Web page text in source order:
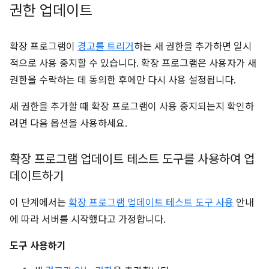
권한 업데이트
확장 프로그램이 경고를 트리거 하는 새 권한을 추가하면 일시
적으로 사용 중지할 수 있습니다. 확장 프로그램은 사용자가 새
권한을 수락하는 데 동의한 후에만 다시 사용 설정됩니다.
새 권한을 추가할 때 확장 프로그램이 사용 중지되는지 확인하
려면 다음 옵션을 사용하세요.
확장 프로그램 업데이트 테스트 도구를 사용하여 업
데이트하기
이 단계에서는 확장 프로그램 업데이트 테스트 도구 사용 안내
에 따라 서버를 시작했다고 가정합니다.
도구 사용하기